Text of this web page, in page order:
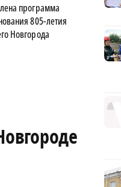
программа
805-летия
Новгорода